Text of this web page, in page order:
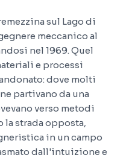
sul Lago di
meccanico al
nel 1969. Quel
e processi
dove molti
partivano da una
verso metodi
la strada opposta,
in un campo
dall'intuizione e